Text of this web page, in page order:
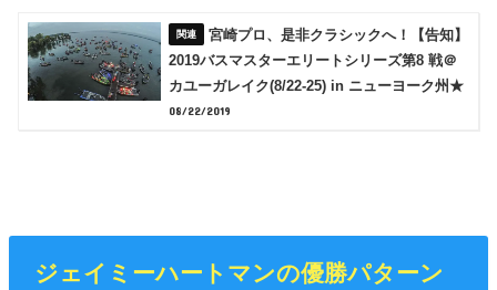
宮崎プロ、是非クラシックへ！【告知】
2019バスマスターエリートシリーズ第8 戦＠
カユーガレイク(8/22-25) in ニューヨーク州★
08/22/2019
ジェイミーハートマンの優勝パターン